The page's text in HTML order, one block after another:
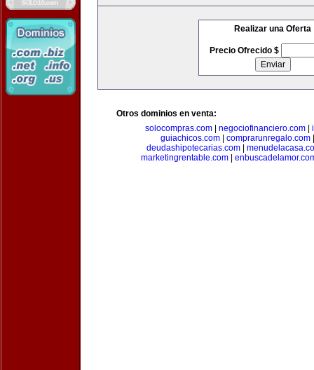
Realizar una Oferta
Precio Ofrecido $
Otros dominios en venta:
solocompras.com| negociofinanciero.com|
guiachicos.com
comprarunregalo.com
deudashipotecarias.com|
marketingrentable.com|